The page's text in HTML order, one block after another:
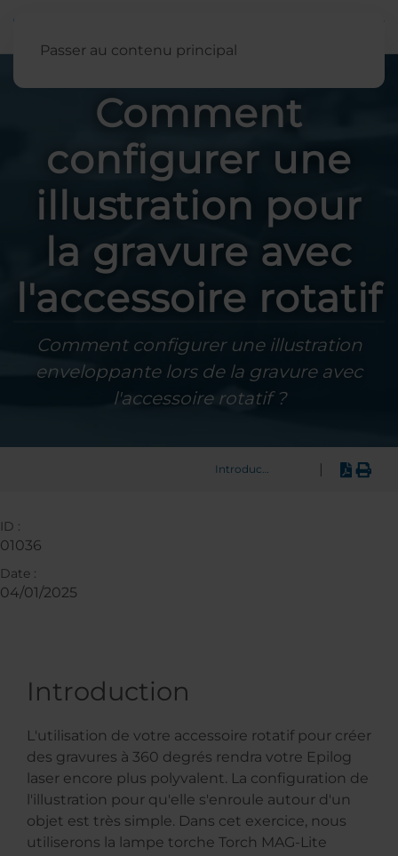
Passer au contenu principal
Comment
configurer une
illustration pour
la gravure avec
l'accessoire rotatif
Comment configurer une illustration
enveloppante lors de la gravure avec
l'accessoire rotatif ?
Introduction
Introduction
L'utilisation de votre accessoire rotatif pour créer
des gravures à 360 degrés rendra votre Epilog
laser encore plus polyvalent. La configuration de
l'illustration pour qu'elle s'enroule autour d'un
objet est très simple. Dans cet exercice, nous
utiliserons la lampe torche Torch MAG-Lite
ID :
01036
Date :
04/01/2025